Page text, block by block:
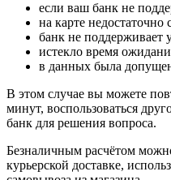
если ваш банк не
на карте недостаточно
банк не поддерживает
истекло время
в данных была
В этом случае вы можете
минут, воспользоваться
банк для решения вопроса.
Безналичным расчётом
курьерской доставке,